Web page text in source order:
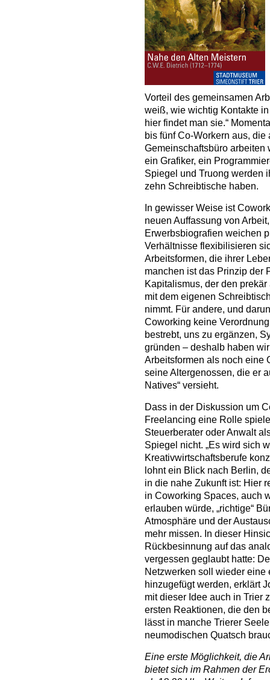
Vorteil des gemeinsamen
weiß, wie wichtig Kontakte
hier findet man sie.“
bis fünf Co-Workern aus,
Gemeinschaftsbüro arbeiten
ein Grafiker, ein
Spiegel und Truong werden
zehn Schreibtische haben.
In gewisser Weise ist
neuen Auffassung von
Erwerbsbiografien weichen
Verhältnisse flexibilisieren
Arbeitsformen, die ihrer
manchen ist das Prinzip der
Kapitalismus, der den
mit dem eigenen
nimmt. Für andere, und
Coworking keine
bestrebt, uns zu ergänzen,
gründen – deshalb haben
Arbeitsformen als noch eine
seine Altergenossen, die er
Natives“ versieht.
Dass in der Diskussion um
Freelancing eine Rolle
Steuerberater oder Anwalt
Spiegel nicht. „Es wird sich
Kreativwirtschaftsberufe
lohnt ein Blick nach Berlin,
in die nahe Zukunft ist: Hier
in Coworking Spaces, auch
erlauben würde, „richtige“
Atmosphäre und der
mehr missen. In dieser
Rückbesinnung auf das
vergessen geglaubt hatte:
Netzwerken soll wieder eine
hinzugefügt werden, erklärt
mit dieser Idee auch in Trier
ersten Reaktionen, die den
lässt in manche Trierer
neumodischen Quatsch
Eine erste Möglichkeit, die
bietet sich im Rahmen der